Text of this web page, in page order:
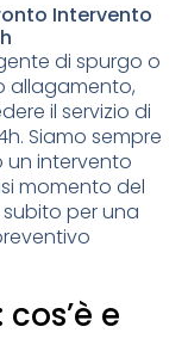
Intervento
di spurgo o
allagamento,
il servizio di
Siamo sempre
un intervento
momento del
per una
e